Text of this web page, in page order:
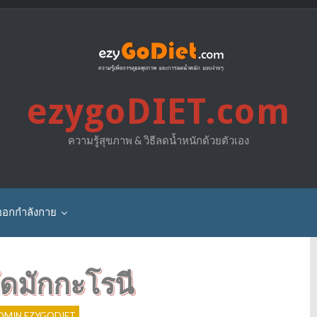
ezygoDIET.com
ความรู้สุขภาพ & วิธีลดน้ำหนักด้วยตัวเอง
กกำลังกาย
มักกะโรนี